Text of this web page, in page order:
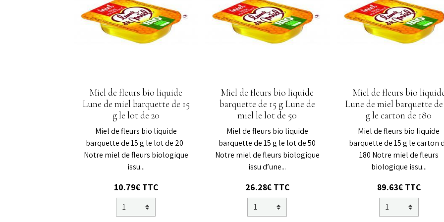
Miel de fleurs bio liquide
Lune de miel barquette de 15
g le lot de 20
Miel de fleurs bio liquide
barquette de 15 g le lot de 20
Notre miel de fleurs biologique
issu...
10.79€ TTC
Miel de fleurs bio liquide
barquette de 15 g Lune de
miel le lot de 50
Miel de fleurs bio liquide
barquette de 15 g le lot de 50
Notre miel de fleurs biologique
issu d’une...
26.28€ TTC
Miel de fleurs bio
Lune de miel barquette de
g le carton de 180
Miel de fleurs bio liquide
barquette de 15 g le carton
180 Notre miel de fleurs
biologique issu...
89.63€ TTC